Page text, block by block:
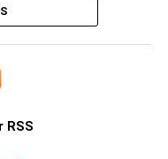
RSS